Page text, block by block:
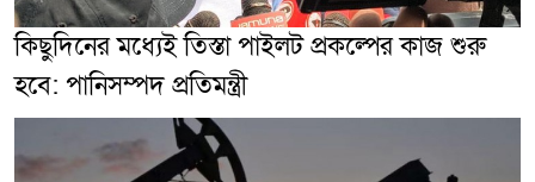
কিছুদিনের মধ্যেই তিস্তা পাইলট প্রকল্পের কাজ শুরু
হবে: পানিসম্পদ প্রতিমন্ত্রী